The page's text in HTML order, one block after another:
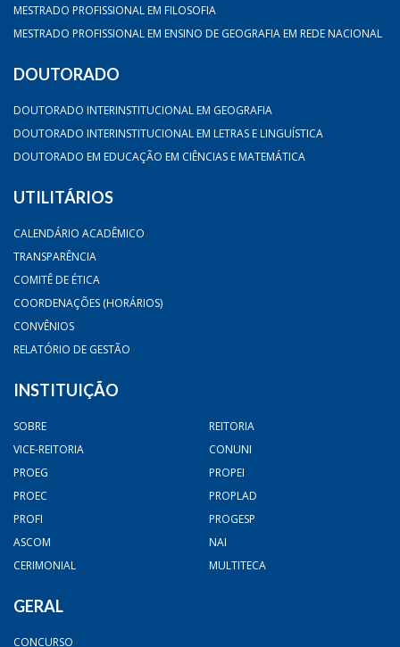
MESTRADO PROFISSIONAL EM FILOSOFIA
MESTRADO PROFISSIONAL EM ENSINO DE GEOGRAFIA EM REDE NACIONAL
DOUTORADO
DOUTORADO INTERINSTITUCIONAL EM GEOGRAFIA
DOUTORADO INTERINSTITUCIONAL EM LETRAS E LINGUÍSTICA
DOUTORADO EM EDUCAÇÃO EM CIÊNCIAS E MATEMÁTICA
UTILITÁRIOS
CALENDÁRIO ACADÊMICO
TRANSPARÊNCIA
COMITÊ DE ÉTICA
COORDENAÇÕES (HORÁRIOS)
CONVÊNIOS
RELATÓRIO DE GESTÃO
INSTITUIÇÃO
SOBRE
REITORIA
VICE-REITORIA
CONUNI
PROEG
PROPEI
PROEC
PROPLAD
PROFI
PROGESP
ASCOM
NAI
CERIMONIAL
MULTITECA
GERAL
CONCURSO